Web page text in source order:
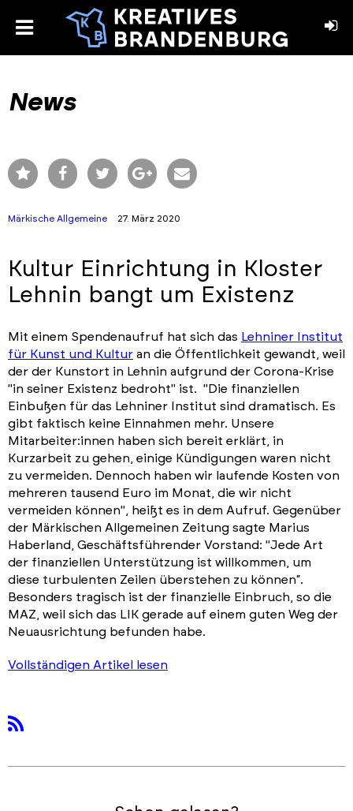
toggle
News
Märkische Allgemeine 27. März 2020
Kultur Einrichtung in Kloster
Lehnin bangt um Existenz
Mit einem Spendenaufruf hat sich das Lehniner Institut
für Kunst und Kultur an die Öffentlichkeit gewandt, weil
der der Kunstort in Lehnin aufgrund der Corona-Krise
"in seiner Existenz bedroht" ist. "Die finanziellen
Einbußen für das Lehniner Institut sind dramatisch. Es
gibt faktisch keine Einnahmen mehr. Unsere
Mitarbeiter:innen haben sich bereit erklärt, in
Kurzarbeit zu gehen, einige Kündigungen waren nicht
zu vermeiden. Dennoch haben wir laufende Kosten von
mehreren tausend Euro im Monat, die wir nicht
vermeiden können", heißt es in dem Aufruf. Gegenüber
der Märkischen Allgemeinen Zeitung sagte Marius
Haberland, Geschäftsführender Vorstand: "Jede Art
der finanziellen Unterstützung ist willkommen, um
diese turbulenten Zeilen überstehen zu können“.
Besonders tragisch ist der finanzielle Einbruch, so die
MAZ, weil sich das LIK gerade auf einem guten Weg der
Neuausrichtung befunden habe.
Vollständigen Artikel lesen